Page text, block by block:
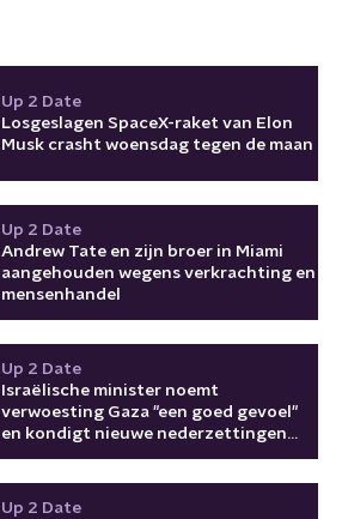
Up 2 Date
Losgeslagen SpaceX-raket van Elon
Musk crasht woensdag tegen de maan
Up 2 Date
Andrew Tate en zijn broer in Miami
aangehouden wegens verkrachting en
mensenhandel
Up 2 Date
Israëlische minister noemt
verwoesting Gaza "een goed gevoel"
en kondigt nieuwe nederzettingen
Up 2 Date